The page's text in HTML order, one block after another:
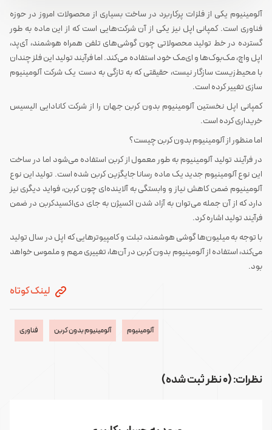
آلومینیوم یکی از فلزات پرکاربرد در ساخت بسیاری از محصولات امروز در حوزه
فناوری است. کمپانی اپل نیز یکی از آن شرکت‌هایی است که از این ماده به طور
گسترده در خط تولید محصولاتی چون گوشی‌های تلفن همراه هوشمند، آی‌پد،
اپل واچ، مک‌بوک‌ها و ای‌مک خود استفاده می‌کند. اما فرآیند تولید این فلز چندان
با محیط‌زیست سازگار نیست، حقیقتی که به تازگی به دست یک شرکت آلومینیوم
سازی تغییر کرده است.
کمپانی اپل نخستین آلومینیوم بدون کربن جهان را از شرکت کانادایی الیسیس
خریداری کرده است.
اما منظور از آلومینیوم بدون کربن چیست؟
در فرآیند تولید آلومینیوم به طور معمول از کربن استفاده می‌شود اما در ساخت
این نوع آلومینیوم جدید یک ماده رسانا جایگزین کربن شده است. تولید این نوع
آلومینیوم ضمن کاهش نیاز و وابستگی به آلاینده‌ای چون کربن، فواید دیگری نیز
دارد که از آن جمله می‌توان به آزاد شدن اکسیژن به جای دی‌اکسیدکربن در ضمن
فرآیند تولید اشاره کرد.
با توجه به میلیون‌ها گوشی هوشمند، تبلت و کامپیوترهایی که اپل در سال تولید
می‌کند، استفاده از آلومینیوم بدون کربن در آن‌ها، تغییری مهم و ملموس خواهد
بود.
لینک کوتاه
آلومینیوم آلومینیوم بدون کربن فناوری
نظرات: (0 نظر ثبت شده)